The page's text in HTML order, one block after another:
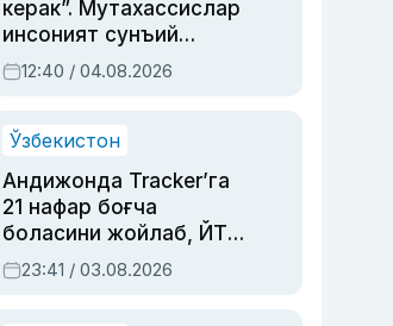
керак”. Мутахассислар
инсоният сунъий
интеллектни бошқара
олмай қолишидан
12:40 / 04.08.2026
Ўзбекистон
Андижонда Tracker’га
21 нафар боғча
боласини жойлаб, ЙТҲ
содир этган аёлга суд
ҳукми ўқилди
23:41 / 03.08.2026